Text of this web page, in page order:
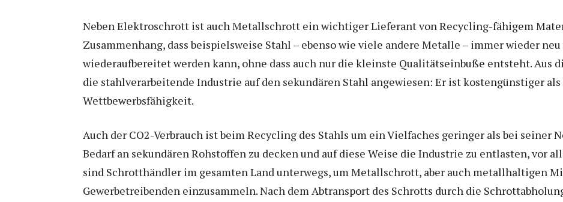
Neben Elektroschrott ist auch Metallschrott ein wichtiger Lieferant von Recycling-fähigem
Zusammenhang, dass beispielsweise Stahl – ebenso wie viele andere Metalle – immer wieder
wiederaufbereitet werden kann, ohne dass auch nur die kleinste Qualitätseinbuße entsteht. Aus
die stahlverarbeitende Industrie auf den sekundären Stahl angewiesen: Er ist kostengünstiger
Wettbewerbsfähigkeit.
Auch der CO2-Verbrauch ist beim Recycling des Stahls um ein Vielfaches geringer als bei seiner
Bedarf an sekundären Rohstoffen zu decken und auf diese Weise die Industrie zu entlasten, vor
sind Schrotthändler im gesamten Land unterwegs, um Metallschrott, aber auch metallhaltigen
Gewerbetreibenden einzusammeln. Nach dem Abtransport des Schrotts durch die